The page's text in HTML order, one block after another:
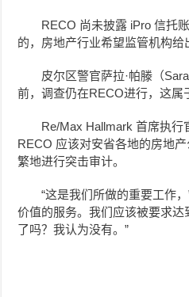
RECO 尚未披露 iPro 信托
的，房地产行业希望监管机构给
皮尔区警官萨拉·帕滕（
前，调查仍在RECO进行，这属
Re/Max Hallmark 首席执行
RECO 应该对安省各地的房地
繁地进行突击审计。
“这是我们所做的重要工作
价值的服务。我们应该被要求达
了吗？我认为没有。”